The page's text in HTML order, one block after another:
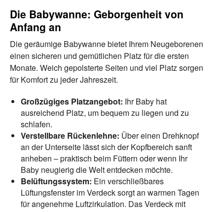
Die Babywanne: Geborgenheit von
Anfang an
Die geräumige Babywanne bietet Ihrem Neugeborenen
einen sicheren und gemütlichen Platz für die ersten
Monate. Weich gepolsterte Seiten und viel Platz sorgen
für Komfort zu jeder Jahreszeit.
Großzügiges Platzangebot: Ihr Baby hat
ausreichend Platz, um bequem zu liegen und zu
schlafen.
Verstellbare Rückenlehne: Über einen Drehknopf
an der Unterseite lässt sich der Kopfbereich sanft
anheben – praktisch beim Füttern oder wenn Ihr
Baby neugierig die Welt entdecken möchte.
Belüftungssystem: Ein verschließbares
Lüftungsfenster im Verdeck sorgt an warmen Tagen
für angenehme Luftzirkulation. Das Verdeck mit